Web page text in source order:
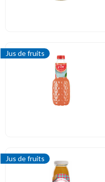
Jus de fruits
Jus de fruits